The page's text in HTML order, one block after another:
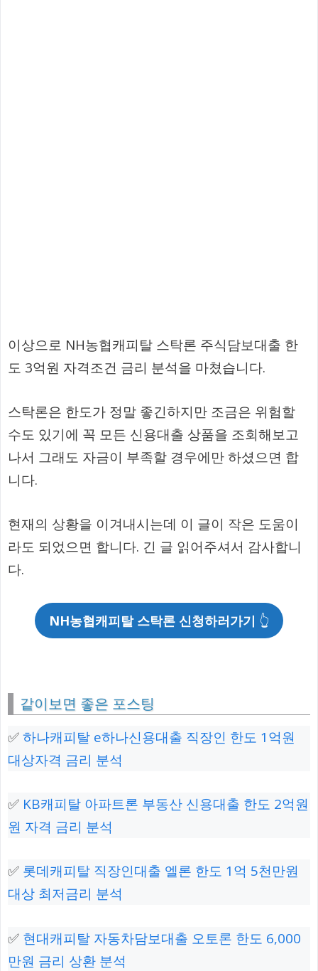
이상으로 NH농협캐피탈 스탁론 주식담보대출 한
도 3억원 자격조건 금리 분석을 마쳤습니다.
스탁론은 한도가 정말 좋긴하지만 조금은 위험할
수도 있기에 꼭 모든 신용대출 상품을 조회해보고
나서 그래도 자금이 부족할 경우에만 하셨으면 합
니다.
현재의 상황을 이겨내시는데 이 글이 작은 도움이
라도 되었으면 합니다. 긴 글 읽어주셔서 감사합니
다.
NH농협캐피탈 스탁론 신청하러가기 👆
같이보면 좋은 포스팅
✅하나캐피탈 e하나신용대출 직장인 한도 1억원
대상자격 금리 분석
✅ KB캐피탈 아파트론 부동산 신용대출 한도 2억원
원 자격 금리 분석
✅ 롯데캐피탈 직장인대출 엘론 한도 1억 5천만원
대상 최저금리 분석
✅ 현대캐피탈 자동차담보대출 오토론 한도 6,000
만원 금리 상환 분석